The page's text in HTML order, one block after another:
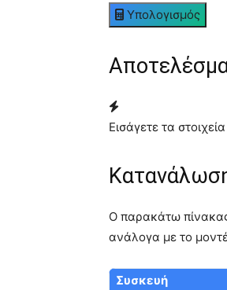
Υπολογισμός
Εισάγετε τα
Ο παρακάτω πίνακας
ανάλογα με το
Συσκευή